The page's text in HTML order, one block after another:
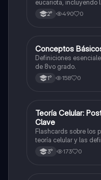
eucariota, incluyendo
núcleo, pared celular,
2° 490 0
CBiología
Conceptos
Definiciones
de 8vo grado.
1° 158 0
TBiología
Teoría Celular:
Clave
Flashcards sobre los
teoría celular y las
y funcional.
3° 173 0